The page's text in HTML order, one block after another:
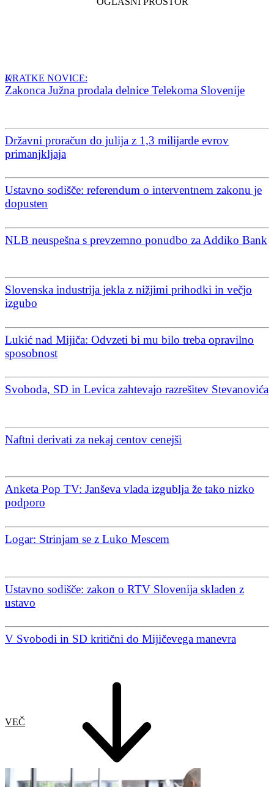
KRATKE NOVICE:
Zakonca Južna prodala delnice Telekoma Slovenije
Državni proračun do julija z 1,3 milijarde evrov
primanjkljaja
Ustavno sodišče: referendum o interventnem zakonu je
dopusten
NLB neuspešna s prevzemno ponudbo za Addiko Bank
Slovenska industrija jekla z nižjimi prihodki in večjo
izgubo
Lukić nad Mijiča: Odvzeti bi mu bilo treba opravilno
sposobnost
Svoboda, SD in Levica zahtevajo razrešitev Stevanovića
Naftni derivati za nekaj centov cenejši
Anketa Pop TV: Janševa vlada izgublja že tako nizko
podporo
Logar: Strinjam se z Luko Mescem
Ustavno sodišče: zakon o RTV Slovenija skladen z
ustavo
V Svobodi in SD kritični do Mijičevega manevra
VEČ